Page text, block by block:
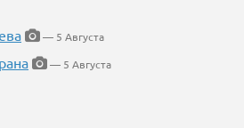
— 5 Августа
— 5 Августа